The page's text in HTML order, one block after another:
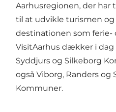
Aarhusregionen, der har
til at udvikle turismen og
destinationen som ferie-
VisitAarhus dækker i dag
Syddjurs og Silkeborg
også Viborg, Randers og
Kommuner.